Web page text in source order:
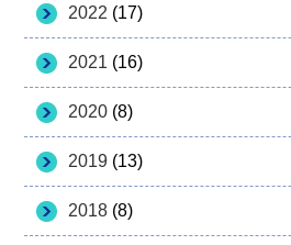
2022 (17)
2021 (16)
2020 (8)
2019 (13)
2018 (8)